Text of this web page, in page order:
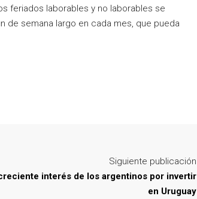
feriados laborables y no laborables se
de semana largo en cada mes, que pueda
Siguiente publicación
interés de los argentinos por invertir
en Uruguay